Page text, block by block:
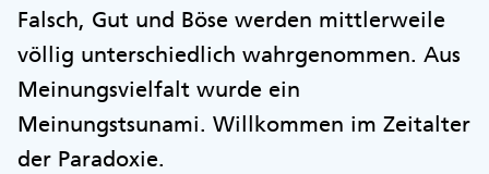
Falsch, Gut und Böse werden mittlerweile
völlig unterschiedlich wahrgenommen. Aus
Meinungsvielfalt wurde ein
Meinungstsunami. Willkommen im Zeitalter
der Paradoxie.